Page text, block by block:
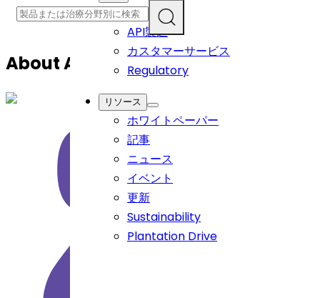
R&D
API製造
カスタマーサービス
Regulatory
リソース
ホワイトペーパー
記事
ニュース
イベント
更新
Sustainability
Plantation Drive
AboutAzacitidineAPI